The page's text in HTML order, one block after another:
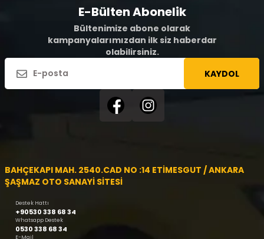
E-Bülten Abonelik
Bültenimize abone olarak
kampanyalarımızdan ilk siz haberdar
olabilirsiniz.
KAYDOL
BAHÇEKAPI MAH. 2540.CAD NO :14 ETİMESGUT / ANKARA
ŞAŞMAZ OTO SANAYİ SİTESİ
Destek Hattı
+90530 338 68 34
Whatsapp Destek
0530 338 68 34
E-Mail